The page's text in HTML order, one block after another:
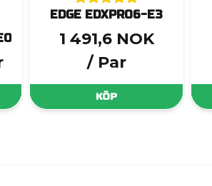
EDGE EDXPRO6-E3
1 491,6 NOK
/ Par
KÖP